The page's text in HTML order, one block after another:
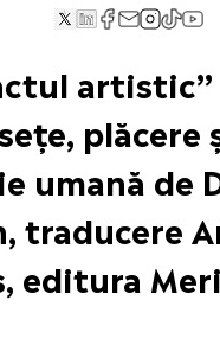
artistic”
plăcere
umană de
traducere
editura